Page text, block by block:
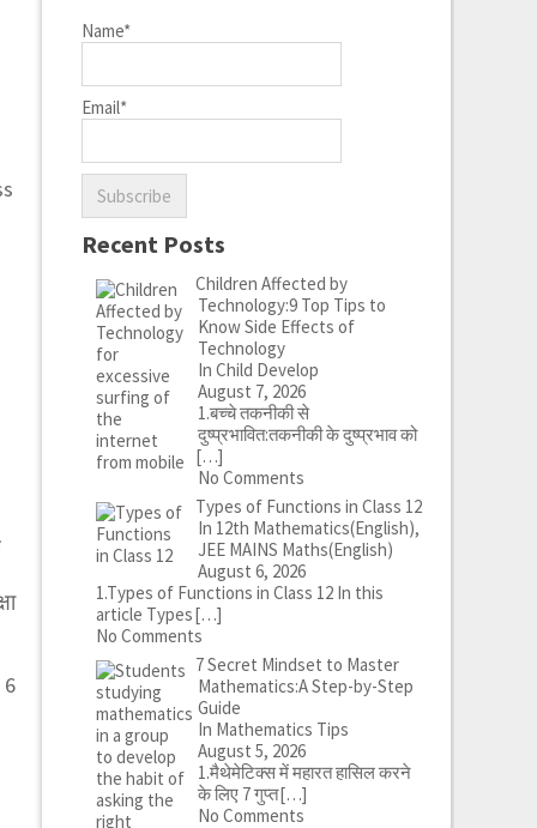
6
Name*
Email*
Recent Posts
Children Affected by
Technology:9 Top Tips to
Know Side Effects of
Technology
In Child Develop
August 7, 2026
1.बच्चे तकनीकी से
दुष्प्रभावित:तकनीकी के दुष्प्रभाव को
[…]
No Comments
Types of Functions in Class 12
In 12th Mathematics(English),
JEE MAINS Maths(English)
August 6, 2026
1.Types of Functions in Class 12 In this
article Types[…]
No Comments
7 Secret Mindset to Master
Mathematics:A Step-by-Step
Guide
In Mathematics Tips
August 5, 2026
1.मैथेमेटिक्स में महारत हासिल करने
के लिए 7 गुप्त[…]
No Comments